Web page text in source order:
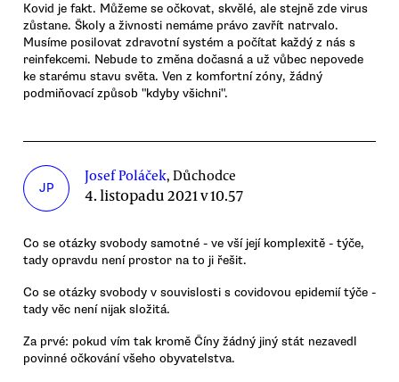
Kovid je fakt. Můžeme se očkovat, skvělé, ale stejně zde virus
zůstane. Školy a živnosti nemáme právo zavřít natrvalo.
Musíme posilovat zdravotní systém a počítat každý z nás s
reinfekcemi. Nebude to změna dočasná a už vůbec nepovede
ke starému stavu světa. Ven z komfortní zóny, žádný
podmiňovací způsob "kdyby všichni".
JP
Josef Poláček, Důchodce
4. listopadu 2021 v 10.57
Co se otázky svobody samotné - ve vší její komplexitě - týče,
tady opravdu není prostor na to ji řešit.
Co se otázky svobody v souvislosti s covidovou epidemií týče -
tady věc není nijak složitá.
Za prvé: pokud vím tak kromě Číny žádný jiný stát nezavedl
povinné očkování všeho obyvatelstva.